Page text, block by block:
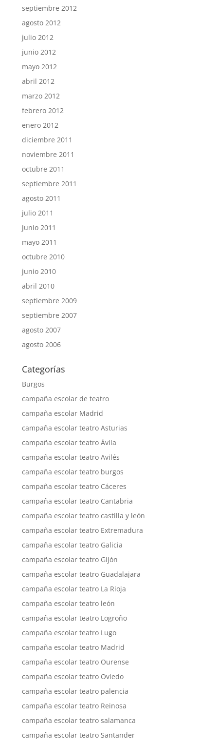
septiembre 2012
agosto 2012
julio 2012
junio 2012
mayo 2012
abril 2012
marzo 2012
febrero 2012
enero 2012
diciembre 2011
noviembre 2011
octubre 2011
septiembre 2011
agosto 2011
julio 2011
junio 2011
mayo 2011
octubre 2010
junio 2010
abril 2010
septiembre 2009
septiembre 2007
agosto 2007
agosto 2006
Categorías
Burgos
campaña escolar de teatro
campaña escolar Madrid
campaña escolar teatro Asturias
campaña escolar teatro Ávila
campaña escolar teatro Avilés
campaña escolar teatro burgos
campaña escolar teatro Cáceres
campaña escolar teatro Cantabria
campaña escolar teatro castilla y león
campaña escolar teatro Extremadura
campaña escolar teatro Galicia
campaña escolar teatro Gijón
campaña escolar teatro Guadalajara
campaña escolar teatro La Rioja
campaña escolar teatro león
campaña escolar teatro Logroño
campaña escolar teatro Lugo
campaña escolar teatro Madrid
campaña escolar teatro Ourense
campaña escolar teatro Oviedo
campaña escolar teatro palencia
campaña escolar teatro Reinosa
campaña escolar teatro salamanca
campaña escolar teatro Santander